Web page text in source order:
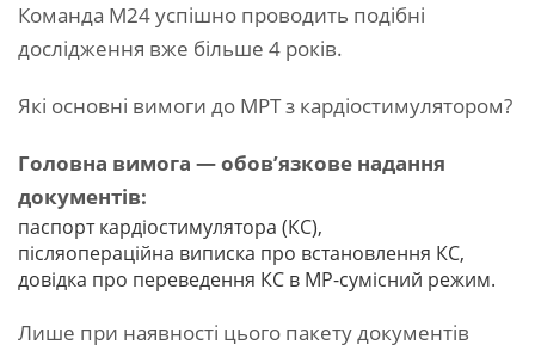
Команда М24 успішно проводить подібні
дослідження вже більше 4 років.
Які основні вимоги до МРТ з кардіостимулятором?
Головна вимога — обов’язкове надання
документів:
паспорт кардіостимулятора (КС),
післяопераційна виписка про встановлення КС,
довідка про переведення КС в МР-сумісний режим.
Лише при наявності цього пакету документів